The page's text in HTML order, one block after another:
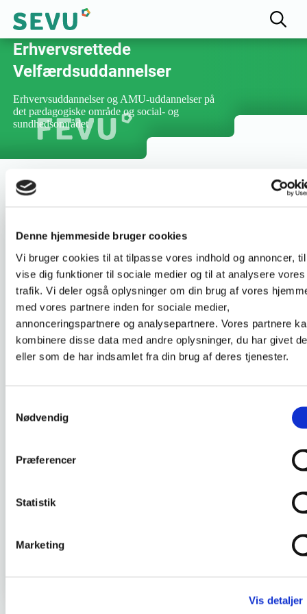
Denne hjemmeside bruger cookies
Vi bruger cookies til at tilpasse vores indhold og annoncer,
vise dig funktioner til sociale medier og til at analysere vores
trafik. Vi deler også oplysninger om din brug af vores
med vores partnere inden for sociale medier,
annonceringspartnere og analysepartnere. Vores partnere
kombinere disse data med andre oplysninger, du har givet
eller som de har indsamlet fra din brug af deres tjenester.
Nødvendig
Præferencer
Statistik
Marketing
Vis detaljer
Fællesudvalget for
Erhvervsrettede
Velfærdsuddannelser
Erhvervsuddannelser og AMU-uddannelser på
det pædagogiske område og social- og
sundhedsområdet
Varighed :2 dage
Uddannelsesnummer :48765
DKLL nummer : 4
handlemuligheder i mødet med børn og unge
mellem udviklings-/hverdagsangst fra angst, der